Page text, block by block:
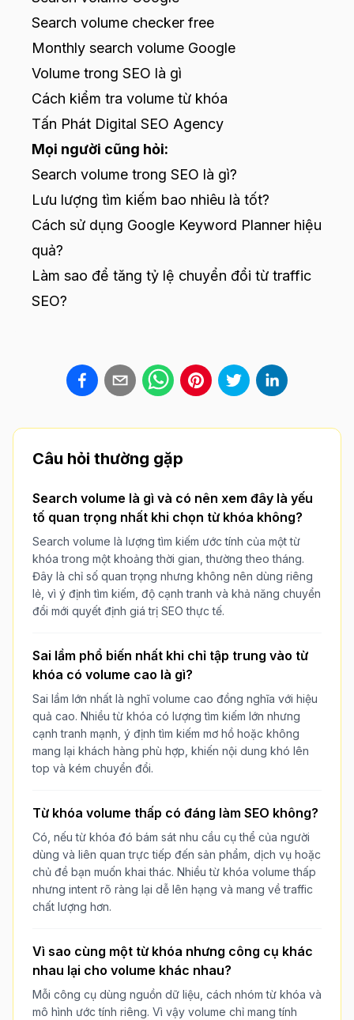
Search volume checker free
Monthly search volume Google
Volume trong SEO là gì
Cách kiểm tra volume từ khóa
Tấn Phát Digital SEO Agency
Mọi người cũng hỏi:
Search volume trong SEO là gì?
Lưu lượng tìm kiếm bao nhiêu là tốt?
Cách sử dụng Google Keyword Planner hiệu
quả?
Làm sao để tăng tỷ lệ chuyển đổi từ traffic
SEO?
Câu hỏi thường gặp
Search volume là gì và có nên xem đây là yếu
tố quan trọng nhất khi chọn từ khóa không?
Search volume là lượng tìm kiếm ước tính của một từ
khóa trong một khoảng thời gian, thường theo tháng.
Đây là chỉ số quan trọng nhưng không nên dùng riêng
lẻ, vì ý định tìm kiếm, độ cạnh tranh và khả năng chuyển
đổi mới quyết định giá trị SEO thực tế.
Sai lầm phổ biến nhất khi chỉ tập trung vào từ
khóa có volume cao là gì?
Sai lầm lớn nhất là nghĩ volume cao đồng nghĩa với hiệu
quả cao. Nhiều từ khóa có lượng tìm kiếm lớn nhưng
cạnh tranh mạnh, ý định tìm kiếm mơ hồ hoặc không
mang lại khách hàng phù hợp, khiến nội dung khó lên
top và kém chuyển đổi.
Từ khóa volume thấp có đáng làm SEO không?
Có, nếu từ khóa đó bám sát nhu cầu cụ thể của người
dùng và liên quan trực tiếp đến sản phẩm, dịch vụ hoặc
chủ đề bạn muốn khai thác. Nhiều từ khóa volume thấp
nhưng intent rõ ràng lại dễ lên hạng và mang về traffic
chất lượng hơn.
Vì sao cùng một từ khóa nhưng công cụ khác
nhau lại cho volume khác nhau?
Mỗi công cụ dùng nguồn dữ liệu, cách nhóm từ khóa và
mô hình ước tính riêng. Vì vậy volume chỉ mang tính